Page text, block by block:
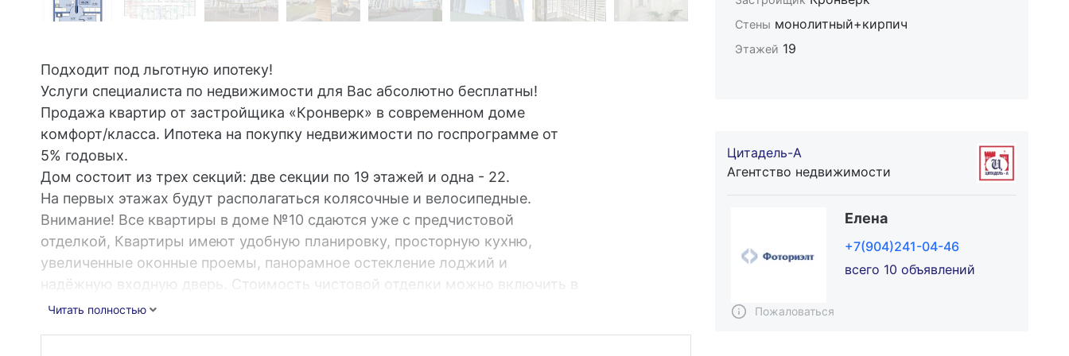
Подходит под льготную ипотеку!
Услуги специалиста по недвижимости для Вас абсолютно бесплатны!
Продажа квартир от застройщика «Кронверк» в современном доме
комфорт/класса. Ипотека на покупку недвижимости по госпрограмме от
5% годовых.
Дом состоит из трех секций: две секции по 19 этажей и одна - 22.
На первых этажах будут располагаться колясочные и велосипедные.
Внимание! Все квартиры в доме №10 сдаются уже с предчистовой
отделкой, Квартиры имеют удобную планировку, просторную кухню,
увеличенные оконные проемы, панорамное остекление лоджий и
надёжную входную дверь. Стоимость чистовой отделки можно включить в
ипотеку! На фото варианты готового ремонта от застройщика. Есть
Читать полностью
Стены монолитный+кирпич
Этажей 19
Цитадель-А
Агентство недвижимости
Елена
+7(904)241-04-46
всего 10 объявлений
Пожаловаться